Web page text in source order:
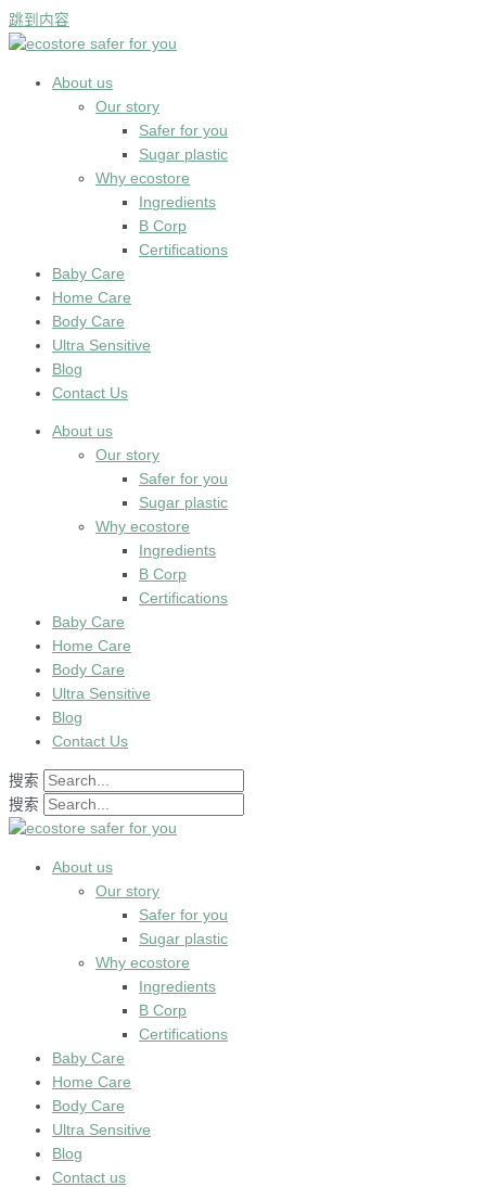
跳到内容
About us
Our story
Safer for you
Sugar plastic
Why ecostore
Ingredients
B Corp
Certifications
Baby Care
Home Care
Body Care
Ultra Sensitive
Blog
Contact Us
About us
Our story
Safer for you
Sugar plastic
Why ecostore
Ingredients
B Corp
Certifications
Baby Care
Home Care
Body Care
Ultra Sensitive
Blog
Contact Us
搜索
搜索
About us
Our story
Safer for you
Sugar plastic
Why ecostore
Ingredients
B Corp
Certifications
Baby Care
Home Care
Body Care
Ultra Sensitive
Blog
Contact us